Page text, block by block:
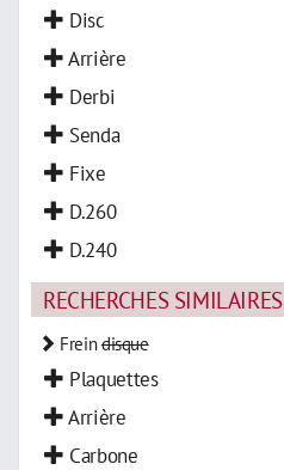
Disc
Arrière
Derbi
Senda
Fixe
D.260
D.240
RECHERCHES SIMILAIRES
Freindisque
Plaquettes
Arrière
Carbone